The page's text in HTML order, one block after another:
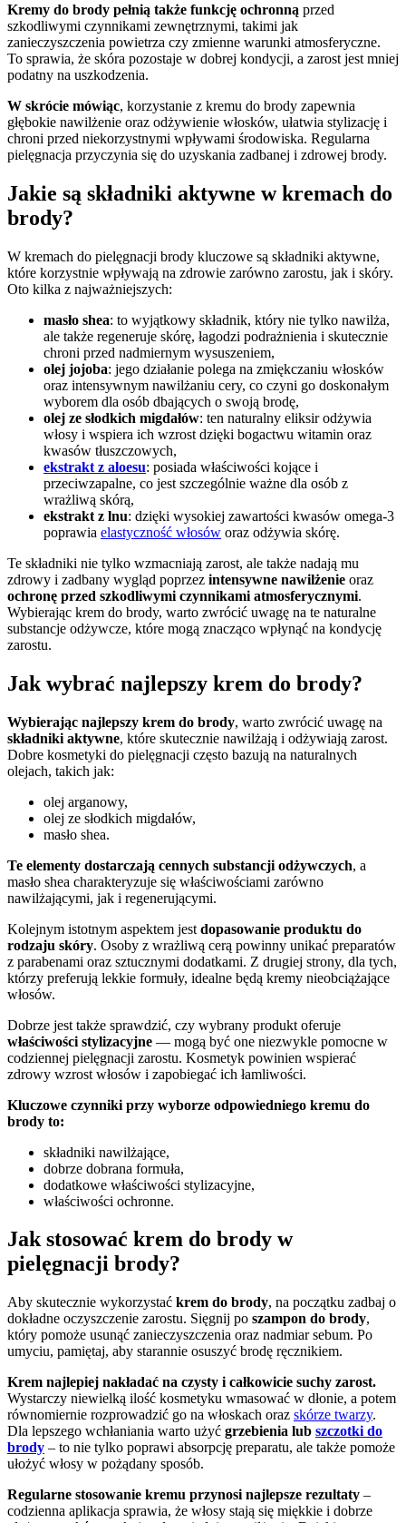
Kremy do brody pełnią także funkcję ochronną przed
szkodliwymi czynnikami zewnętrznymi, takimi jak
zanieczyszczenia powietrza czy zmienne warunki atmosferyczne.
To sprawia, że skóra pozostaje w dobrej kondycji, a zarost jest mniej
podatny na uszkodzenia.
W skrócie mówiąc, korzystanie z kremu do brody zapewnia
głębokie nawilżenie oraz odżywienie włosków, ułatwia stylizację i
chroni przed niekorzystnymi wpływami środowiska. Regularna
pielęgnacja przyczynia się do uzyskania zadbanej i zdrowej brody.
Jakie są składniki aktywne w kremach do
brody?
W kremach do pielęgnacji brody kluczowe są składniki aktywne,
które korzystnie wpływają na zdrowie zarówno zarostu, jak i skóry.
Oto kilka z najważniejszych:
masło shea: to wyjątkowy składnik, który nie tylko nawilża,
ale także regeneruje skórę, łagodzi podrażnienia i skutecznie
chroni przed nadmiernym wysuszeniem,
olej jojoba: jego działanie polega na zmiękczaniu włosków
oraz intensywnym nawilżaniu cery, co czyni go doskonałym
wyborem dla osób dbających o swoją brodę,
olej ze słodkich migdałów: ten naturalny eliksir odżywia
włosy i wspiera ich wzrost dzięki bogactwu witamin oraz
kwasów tłuszczowych,
ekstrakt z aloesu: posiada właściwości kojące i
przeciwzapalne, co jest szczególnie ważne dla osób z
wrażliwą skórą,
ekstrakt z lnu: dzięki wysokiej zawartości kwasów omega-3
poprawia elastyczność włosów oraz odżywia skórę.
Te składniki nie tylko wzmacniają zarost, ale także nadają mu
zdrowy i zadbany wygląd poprzez intensywne nawilżenie oraz
ochronę przed szkodliwymi czynnikami atmosferycznymi.
Wybierając krem do brody, warto zwrócić uwagę na te naturalne
substancje odżywcze, które mogą znacząco wpłynąć na kondycję
zarostu.
Jak wybrać najlepszy krem do brody?
Wybierając najlepszy krem do brody, warto zwrócić uwagę na
składniki aktywne, które skutecznie nawilżają i odżywiają zarost.
Dobre kosmetyki do pielęgnacji często bazują na naturalnych
olejach, takich jak:
olej arganowy,
olej ze słodkich migdałów,
masło shea.
Te elementy dostarczają cennych substancji odżywczych, a
masło shea charakteryzuje się właściwościami zarówno
nawilżającymi, jak i regenerującymi.
Kolejnym istotnym aspektem jest dopasowanie produktu do
rodzaju skóry. Osoby z wrażliwą cerą powinny unikać preparatów
z parabenami oraz sztucznymi dodatkami. Z drugiej strony, dla tych,
którzy preferują lekkie formuły, idealne będą kremy nieobciążające
włosów.
Dobrze jest także sprawdzić, czy wybrany produkt oferuje
właściwości stylizacyjne — mogą być one niezwykle pomocne w
codziennej pielęgnacji zarostu. Kosmetyk powinien wspierać
zdrowy wzrost włosów i zapobiegać ich łamliwości.
Kluczowe czynniki przy wyborze odpowiedniego kremu do
brody to:
składniki nawilżające,
dobrze dobrana formuła,
dodatkowe właściwości stylizacyjne,
właściwości ochronne.
Jak stosować krem do brody w
pielęgnacji brody?
Aby skutecznie wykorzystać krem do brody, na początku zadbaj o
dokładne oczyszczenie zarostu. Sięgnij po szampon do brody,
który pomoże usunąć zanieczyszczenia oraz nadmiar sebum. Po
umyciu, pamiętaj, aby starannie osuszyć brodę ręcznikiem.
Krem najlepiej nakładać na czysty i całkowicie suchy zarost.
Wystarczy niewielką ilość kosmetyku wmasować w dłonie, a potem
równomiernie rozprowadzić go na włoskach oraz skórze twarzy.
Dla lepszego wchłaniania warto użyć grzebienia lub szczotki do
brody – to nie tylko poprawi absorpcję preparatu, ale także pomoże
ułożyć włosy w pożądany sposób.
Regularne stosowanie kremu przynosi najlepsze rezultaty –
codzienna aplikacja sprawia, że włosy stają się miękkie i dobrze